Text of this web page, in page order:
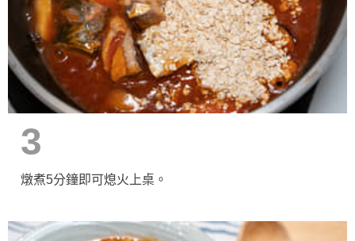
3
燉煮5分鐘即可熄火上桌。